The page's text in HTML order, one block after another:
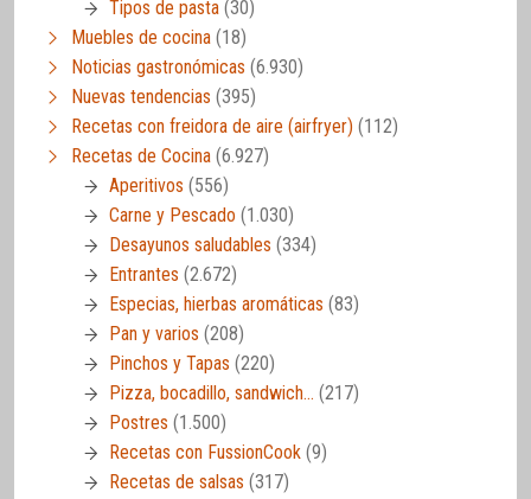
Tipos de pasta (30)
Muebles de cocina (18)
Noticias gastronómicas (6.930)
Nuevas tendencias (395)
Recetas con freidora de aire (airfryer) (112)
Recetas de Cocina (6.927)
Aperitivos (556)
Carne y Pescado (1.030)
Desayunos saludables (334)
Entrantes (2.672)
Especias, hierbas aromáticas (83)
Pan y varios (208)
Pinchos y Tapas (220)
Pizza, bocadillo, sandwich… (217)
Postres (1.500)
Recetas con FussionCook (9)
Recetas de salsas (317)